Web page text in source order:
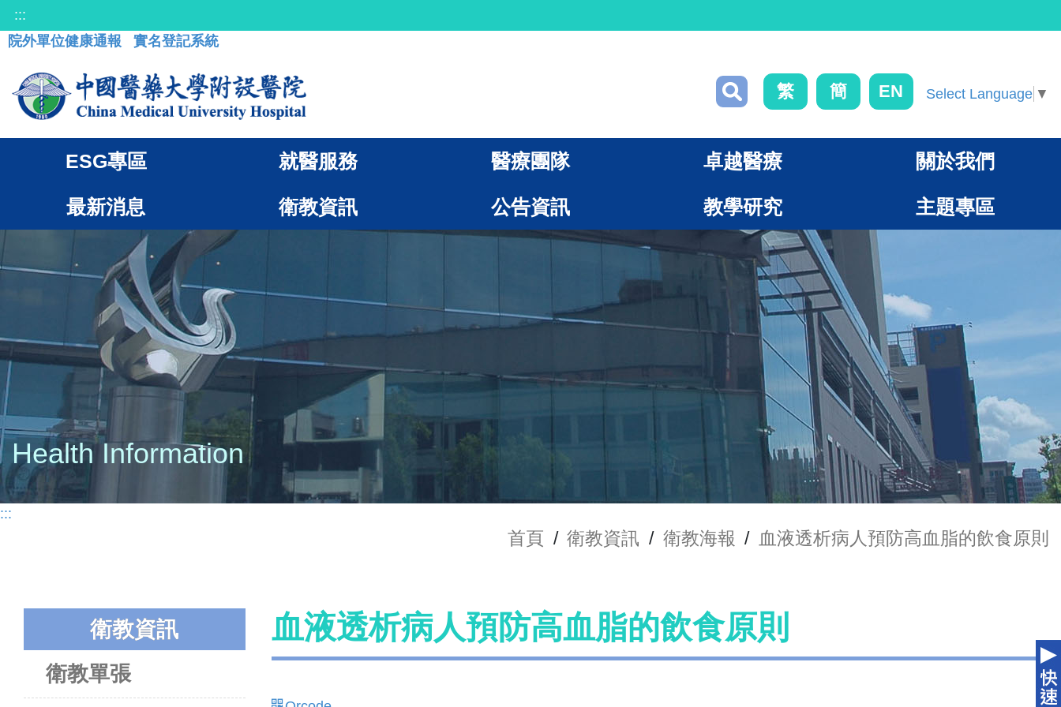
:::
院外單位健康通報
實名登記系統
繁 簡 EN Select Language ▼
ESG專區 就醫服務 醫療團隊 卓越醫療 關於我們
最新消息 衛教資訊 公告資訊 教學研究 主題專區
Health Information
:::
首頁 / 衛教資訊 / 衛教海報 / 血液透析病人預防高血脂的飲食原則
衛教資訊
衛教單張
血液透析病人預防高血脂的飲食原則